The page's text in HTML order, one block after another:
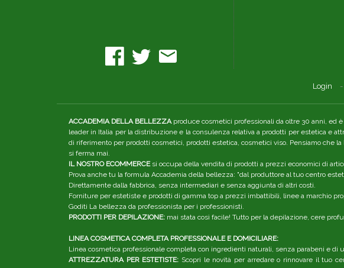
Login
ACCADEMIA DELLA BELLEZZAproduce cosmetici professionali da oltre 30 anni, ed è
leader in Italia per la distribuzione e la consulenza relativa a prodotti per estetica e
di riferimento per prodotti cosmetici, prodotti estetica, cosmetici viso. Pensiamo che
si ferma mai.
IL NOSTRO ECOMMERCEsi occupa della vendita di prodotti a prezzi economici di
Prova anche tu la formula Accademia della bellezza: "dal produttore al tuo centro
Direttamente dalla fabbrica, senza intermediari e senza aggiunta di altri costi.
Forniture per estetiste e prodotti di gamma top a prezzi imbattibili, linee a marchio
Goditi La bellezza da professionista per i professionisti.
PRODOTTI PER DEPILAZIONE: mai stata così facile! Tutto per la depilazione, cere
LINEA COSMETICA COMPLETA PROFESSIONALE E DOMICILIARE:
Linea cosmetica professionale completa con ingredienti naturali, senza parabeni e
ATTREZZATURA PER ESTETISTE: Scopri le novità per arredare o rinnovare il tuo